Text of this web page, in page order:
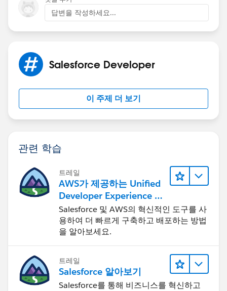
답변을 작성하세요...
Salesforce Developer
이 주제 더 보기
관련 학습
트레일
AWS가 제공하는 Unified
Developer Experience 둘
러보기
Salesforce 및 AWS의 혁신적인 도구를 사
용하여 더 빠르게 구축하고 배포하는 방법
을 알아보세요.
트레일
Salesforce 알아보기
Salesforce를 통해 비즈니스를 혁신하고